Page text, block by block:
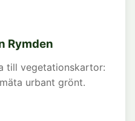
Rymden
till vegetationskartor:
urbant grönt.